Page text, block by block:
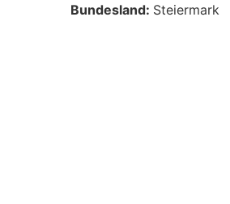
Bundesland: Steiermark